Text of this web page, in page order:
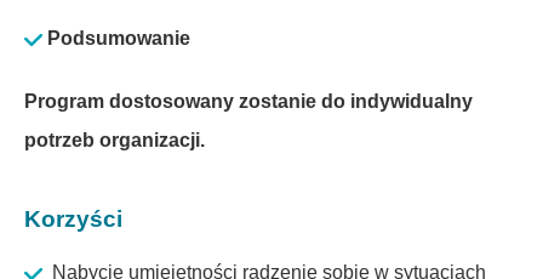
Podsumowanie
Program dostosowany zostanie do indywidualny
potrzeb organizacji.
Korzyści
Nabycie umiejętności radzenie sobie w sytuacjach